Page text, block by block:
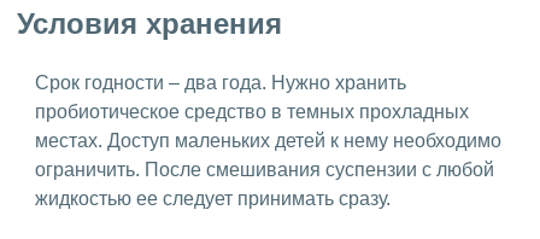
Условия хранения
Срок годности – два года. Нужно хранить
пробиотическое средство в темных прохладных
местах. Доступ маленьких детей к нему необходимо
ограничить. После смешивания суспензии с любой
жидкостью ее следует принимать сразу.